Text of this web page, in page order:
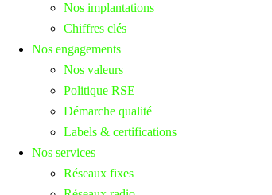
Nos implantations
Chiffres clés
Nos engagements
Nos valeurs
Politique RSE
Démarche qualité
Labels & certifications
Nos services
Réseaux fixes